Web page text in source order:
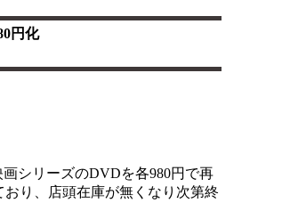
円化
シリーズのDVDを各980円で再
り、店頭在庫が無くなり次第終